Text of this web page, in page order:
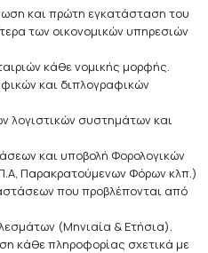
και πρώτη εγκατάσταση του
των οικονομικών υπηρεσιών
κάθε νομικής μορφής.
και διπλογραφικών
λογιστικών συστημάτων και
και υποβολή Φορολογικών
Παρακρατούμενων Φόρων κλπ.)
που προβλέπονται από
(Μηνιαία & Ετήσια).
κάθε πληροφορίας σχετικά με